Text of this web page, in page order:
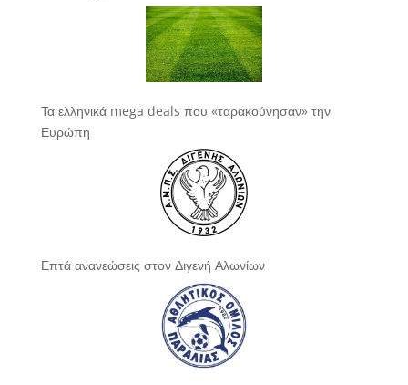
Τα ελληνικά mega deals που «ταρακούνησαν» την
Ευρώπη
Επτά ανανεώσεις στον Διγενή Αλωνίων